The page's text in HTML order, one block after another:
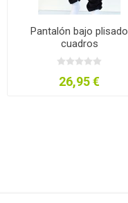
Pantalón bajo plisado
cuadros
26,95 €